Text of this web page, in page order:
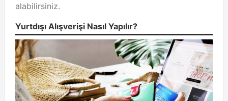
alabilirsiniz.
Yurtdışı Alışverişi Nasıl Yapılır?